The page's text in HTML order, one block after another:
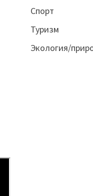
Спорт
Туризм
Экология/